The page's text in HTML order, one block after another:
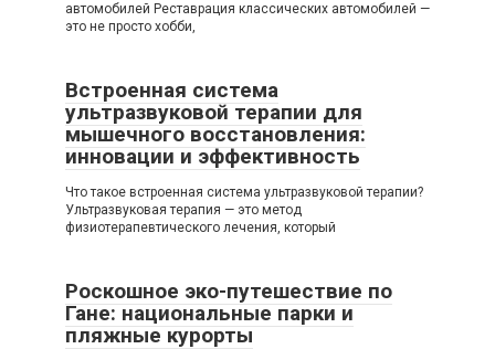
автомобилей Реставрация классических автомобилей —
это не просто хобби,
Встроенная система
ультразвуковой терапии для
мышечного восстановления:
инновации и эффективность
Что такое встроенная система ультразвуковой терапии?
Ультразвуковая терапия — это метод
физиотерапевтического лечения, который
Роскошное эко-путешествие по
Гане: национальные парки и
пляжные курорты